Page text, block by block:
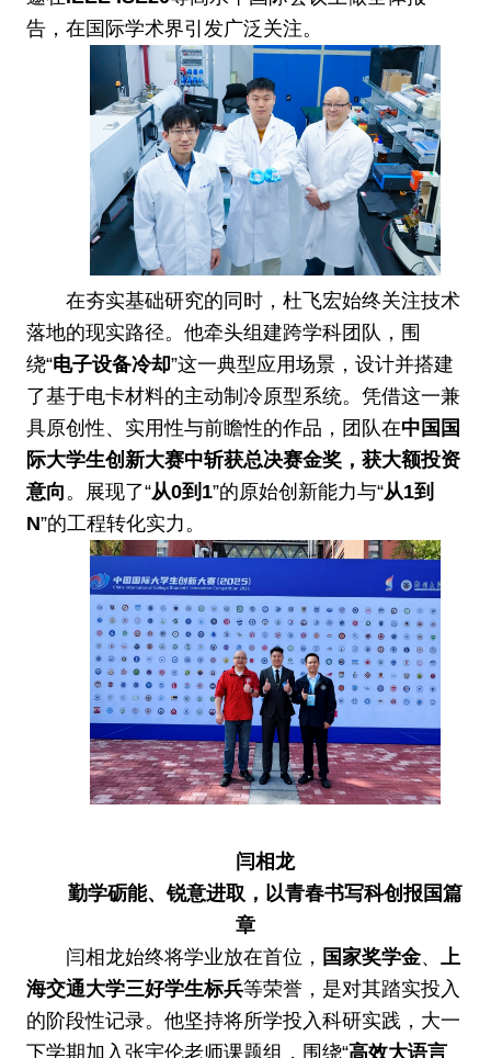
告，在国际学术界引发广泛关注。
在夯实基础研究的同时，杜飞宏始终关注技术
落地的现实路径。他牵头组建跨学科团队，围
绕“电子设备冷却”这一典型应用场景，设计并搭建
了基于电卡材料的主动制冷原型系统。凭借这一兼
具原创性、实用性与前瞻性的作品，团队在中国国
际大学生创新大赛中斩获总决赛金奖，获大额投资
意向。展现了“从0到1”的原始创新能力与“从1到
N”的工程转化实力。
闫相龙
勤学砺能、锐意进取，以青春书写科创报国篇
章
闫相龙始终将学业放在首位， 国家奖学金、
上
海交通大学三好学生标兵等荣誉，是对其踏实投入
的阶段性记录。他坚持将所学投入科研实践，大一
下学期加入张宇伦老师课题组，围绕“高效大语言